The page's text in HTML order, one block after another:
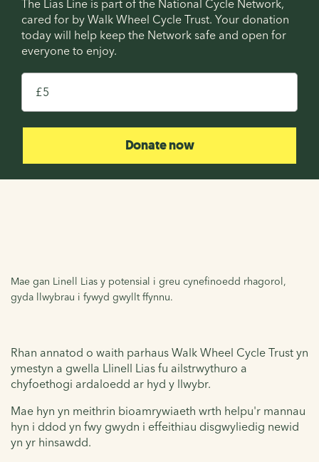
The Lias Line is part of the National Cycle Network,
cared for by Walk Wheel Cycle Trust. Your donation
today will help keep the Network safe and open for
everyone to enjoy.
£
Donate now
Mae gan Linell Lias y potensial i greu cynefinoedd rhagorol,
gyda llwybrau i fywyd gwyllt ffynnu.
Rhan annatod o waith parhaus Walk Wheel Cycle Trust yn
ymestyn a gwella Llinell Lias fu ailstrwythuro a
chyfoethogi ardaloedd ar hyd y llwybr.
Mae hyn yn meithrin bioamrywiaeth wrth helpu'r mannau
hyn i ddod yn fwy gwydn i effeithiau disgwyliedig newid
yn yr hinsawdd.